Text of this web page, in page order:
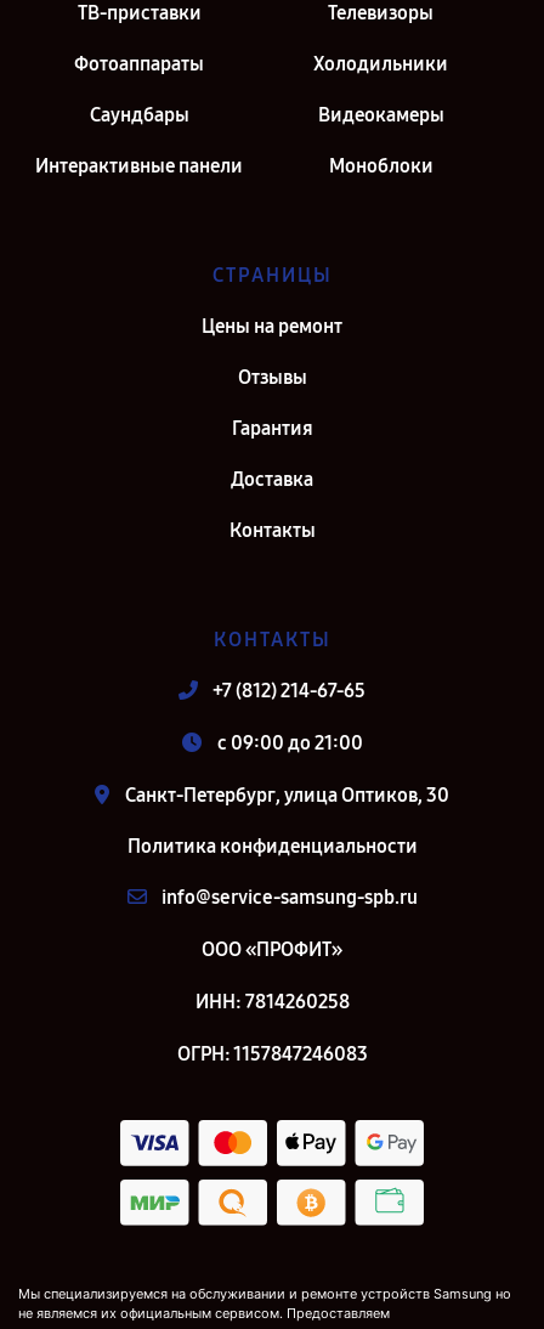
ТВ-приставки Телевизоры
Фотоаппараты Холодильники
Саундбары Видеокамеры
Интерактивные панели Моноблоки
СТРАНИЦЫ
Цены на ремонт
Отзывы
Гарантия
Доставка
Контакты
КОНТАКТЫ
+7 (812) 214-67-65
c 09:00 до 21:00
Санкт-Петербург, улица Оптиков, 30
Политика конфиденциальности
info@service-samsung-spb.ru
ООО «ПРОФИТ»
ИНН: 7814260258
ОГРН: 1157847246083
Мы специализируемся на обслуживании и ремонте устройств Samsung но
не являемся их официальным сервисом. Предоставляем